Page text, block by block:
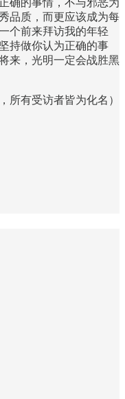
确的事情，不与邪恶为
品质，而更应该成为每
个前来拜访我的年轻
持做你认为正确的事
来，光明一定会战胜黑
所有受访者皆为化名）